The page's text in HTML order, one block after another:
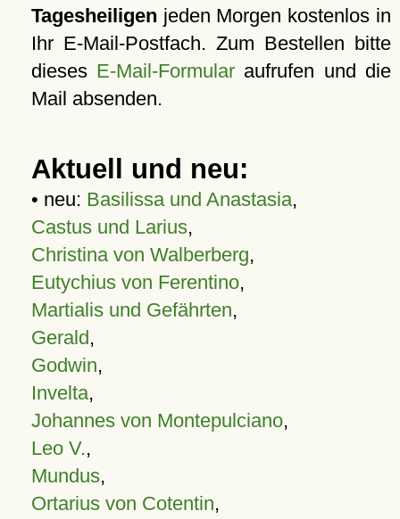
Tagesheiligen jeden Morgen kostenlos in
Ihr E-Mail-Postfach. Zum Bestellen bitte
dieses E-Mail-Formular aufrufen und die
Mail absenden.
Aktuell und neu:
• neu: Basilissa und Anastasia,
Castus und Larius,
Christina von Walberberg,
Eutychius von Ferentino,
Martialis und Gefährten,
Gerald,
Godwin,
Invelta,
Johannes von Montepulciano,
Leo V.,
Mundus,
Ortarius von Cotentin,